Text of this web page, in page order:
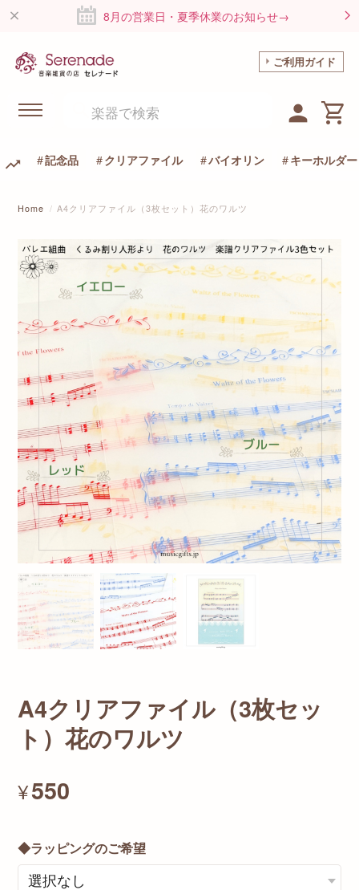
8月の営業日・夏季休業のお知らせ→
ご利用ガイド
記念品 クリアファイル バイオリン キーホルダー
Home A4クリアファイル（3枚セット）花のワルツ
A4クリアファイル（3枚セッ
ト）花のワルツ
¥550
◆ラッピングのご希望